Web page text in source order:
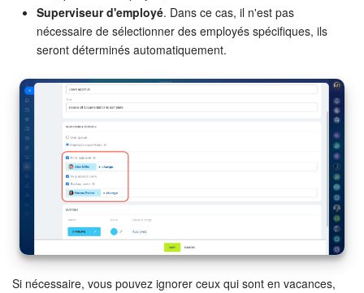
Superviseur d'employé. Dans ce cas, il n'est pas
nécessaire de sélectionner des employés spécifiques, ils
seront déterminés automatiquement.
Si nécessaire, vous pouvez ignorer ceux qui sont en vacances,